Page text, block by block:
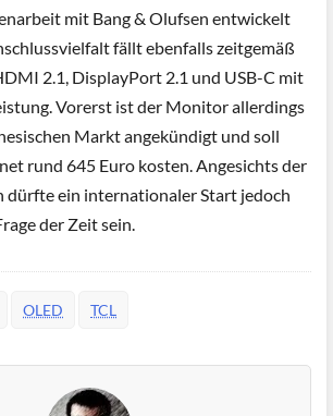
mit Bang & Olufsen entwickelt
fällt ebenfalls zeitgemäß
2.1, DisplayPort 2.1 und USB-C mit
Vorerst ist der Monitor allerdings
Markt angekündigt und soll
rund 645 Euro kosten. Angesichts der
dürfte ein internationaler Start jedoch
der Zeit sein.
OLED TCL